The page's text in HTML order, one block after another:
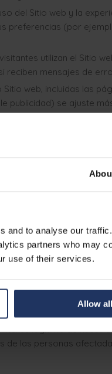
and to analyse our
partners who may
use of their services.
Allow all
del Sitio web y la
preferencias (por
utilizan el Sitio
reciben mensajes de
web, incluidas las
publicidad) se ajuste
para este fin. Esto
en otros lugares
nuestros servicios en
redes sociales para
sociales pueden
sobre estas cookies.
nuestro Sitio web.
colocan en su
estos terceros utilizan
legítimo de
de las personas